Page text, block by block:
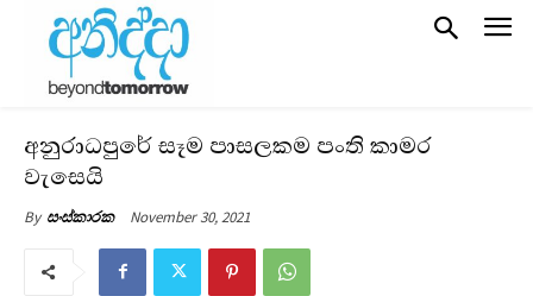
අනුරාධපුරේ සෑම පාසලකම පංති කාමර
වැසෙයි
By සංස්කාරක November 30, 2021